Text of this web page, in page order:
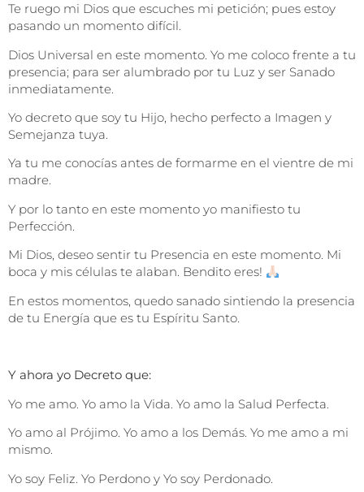
Te ruego mi Dios que escuches mi petición; pues estoy
pasando un momento difícil.
Dios Universal en este momento. Yo me coloco frente a tu
presencia; para ser alumbrado por tu Luz y ser Sanado
inmediatamente.
Yo decreto que soy tu Hijo, hecho perfecto a Imagen y
Semejanza tuya.
Ya tu me conocías antes de formarme en el vientre de mi
madre.
Y por lo tanto en este momento yo manifiesto tu
Perfección.
Mi Dios, deseo sentir tu Presencia en este momento. Mi
boca y mis células te alaban. Bendito eres!
En estos momentos, quedo sanado sintiendo la presencia
de tu Energía que es tu Espíritu Santo.
Y ahora yo Decreto que:
Yo me amo. Yo amo la Vida. Yo amo la Salud Perfecta.
Yo amo al Prójimo. Yo amo a los Demás. Yo me amo a mi
mismo.
Yo soy Feliz. Yo Perdono y Yo soy Perdonado.